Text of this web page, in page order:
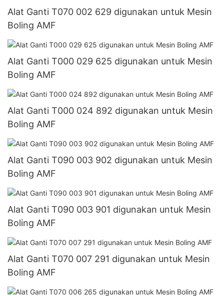
Alat Ganti T070 002 629 digunakan untuk Mesin
Boling AMF
Alat Ganti T000 029 625 digunakan untuk Mesin
Boling AMF
Alat Ganti T000 024 892 digunakan untuk Mesin
Boling AMF
Alat Ganti T090 003 902 digunakan untuk Mesin
Boling AMF
Alat Ganti T090 003 901 digunakan untuk Mesin
Boling AMF
Alat Ganti T070 007 291 digunakan untuk Mesin
Boling AMF